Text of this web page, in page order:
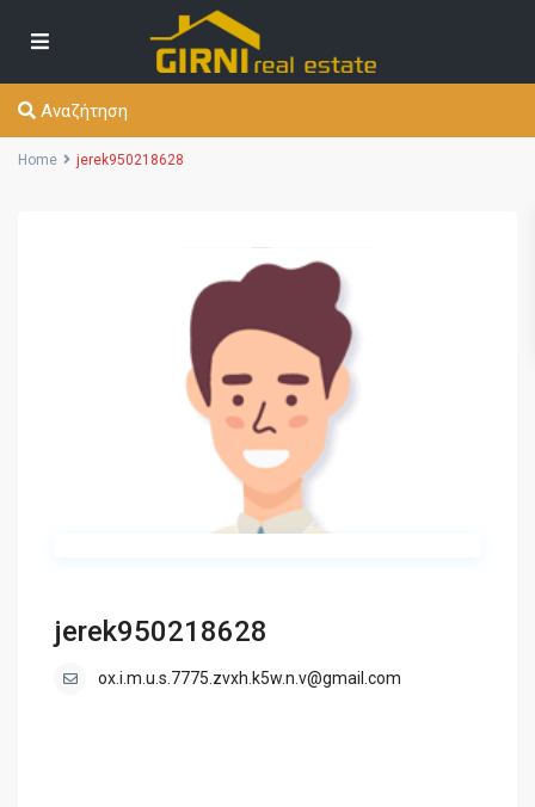
Αναζήτηση
Home jerek950218628
jerek950218628
ox.i.m.u.s.7775.zvxh.k5w.n.v@gmail.com